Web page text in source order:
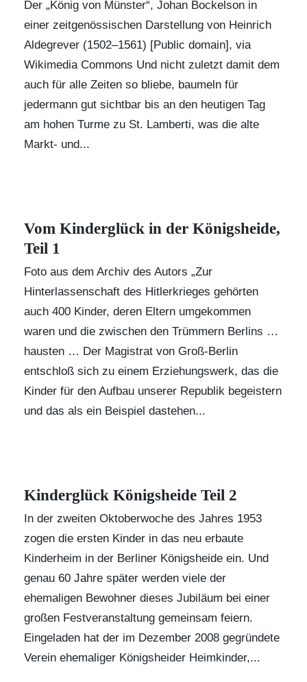
Der „König von Münster“, Johan Bockelson in
einer zeitgenössischen Darstellung von Heinrich
Aldegrever (1502–1561) [Public domain], via
Wikimedia Commons Und nicht zuletzt damit dem
auch für alle Zeiten so bliebe, baumeln für
jedermann gut sichtbar bis an den heutigen Tag
am hohen Turme zu St. Lamberti, was die alte
Markt- und...
Vom Kinderglück in der Königsheide,
Teil 1
Foto aus dem Archiv des Autors „Zur
Hinterlassenschaft des Hitlerkrieges gehörten
auch 400 Kinder, deren Eltern umgekommen
waren und die zwischen den Trümmern Berlins …
hausten … Der Magistrat von Groß-Berlin
entschloß sich zu einem Erziehungswerk, das die
Kinder für den Aufbau unserer Republik begeistern
und das als ein Beispiel dastehen...
Kinderglück Königsheide Teil 2
In der zweiten Oktoberwoche des Jahres 1953
zogen die ersten Kinder in das neu erbaute
Kinderheim in der Berliner Königsheide ein. Und
genau 60 Jahre später werden viele der
ehemaligen Bewohner dieses Jubiläum bei einer
großen Festveranstaltung gemeinsam feiern.
Eingeladen hat der im Dezember 2008 gegründete
Verein ehemaliger Königsheider Heimkinder,...